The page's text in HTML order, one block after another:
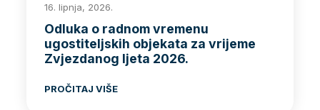
16. lipnja, 2026.
Odluka o radnom vremenu
ugostiteljskih objekata za vrijeme
Zvjezdanog ljeta 2026.
PROČITAJ VIŠE